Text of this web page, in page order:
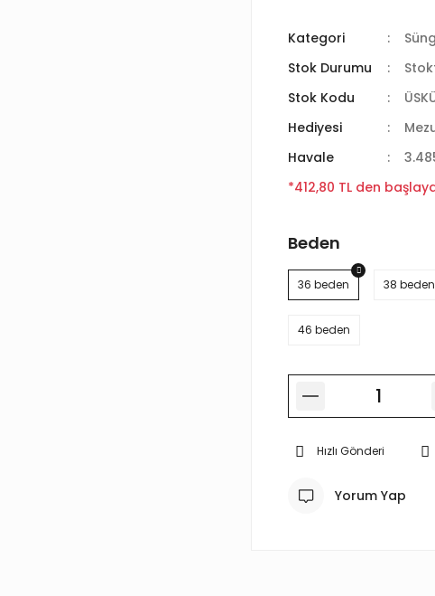
Kategori
Stok Durumu
Stok Kodu
Hediyesi
Havale
*412,80 TL den
Beden
36 beden 38 beden
46 beden
Hızlı Gönderi
Yorum Yap